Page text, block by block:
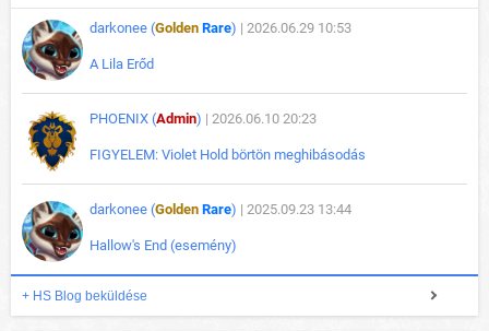
darkonee (Golden Rare) | 2026.06.29 10:53
A Lila Erőd
PHOENIX (Admin) | 2026.06.10 20:23
FIGYELEM: Violet Hold börtön meghibásodás
darkonee (Golden Rare) | 2025.09.23 13:44
Hallow's End (esemény)
+ HS Blog beküldése